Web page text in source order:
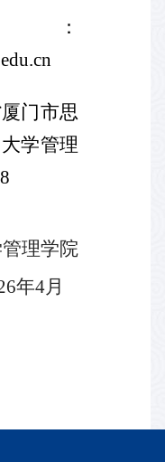
：
门市思
学管理
理学院
年4月